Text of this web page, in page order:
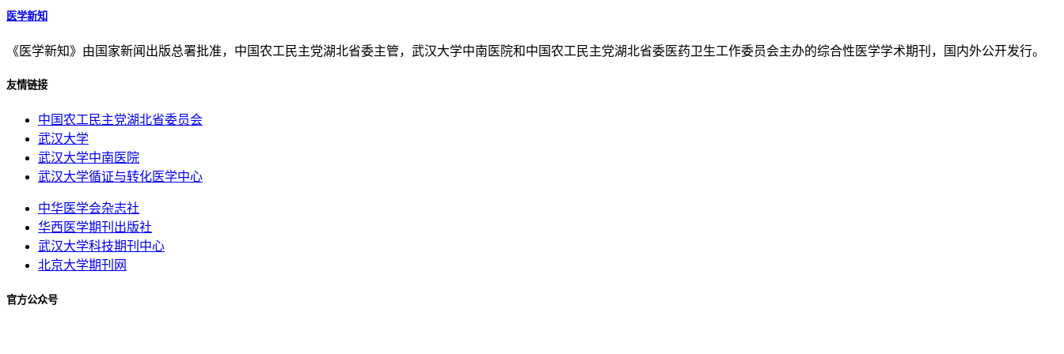
医学新知
《医学新知》由国家新闻出版总署批准，中国农工民主党湖北省委主管，武汉大学中南医院和中国农工民主党湖北省委医药卫生工作委员会主办的综合性医学学术期刊，国内外公开发行。
友情链接
中国农工民主党湖北省委员会
武汉大学
武汉大学中南医院
武汉大学循证与转化医学中心
中华医学会杂志社
华西医学期刊出版社
武汉大学科技期刊中心
北京大学期刊网
官方公众号